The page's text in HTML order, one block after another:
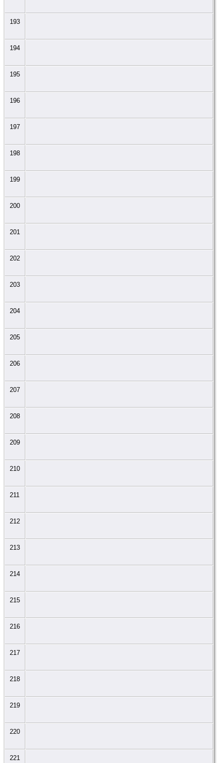
193
194
195
196
197
198
199
200
201
202
203
204
205
206
207
208
209
210
211
212
213
214
215
216
217
218
219
220
221